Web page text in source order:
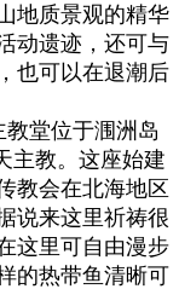
地质景观的精华
动遗迹，还可与
也可以在退潮后
堂位于涠洲岛
主教。这座始建
教会在北海地区
说来这里祈祷很
这里可自由漫步
的热带鱼清晰可